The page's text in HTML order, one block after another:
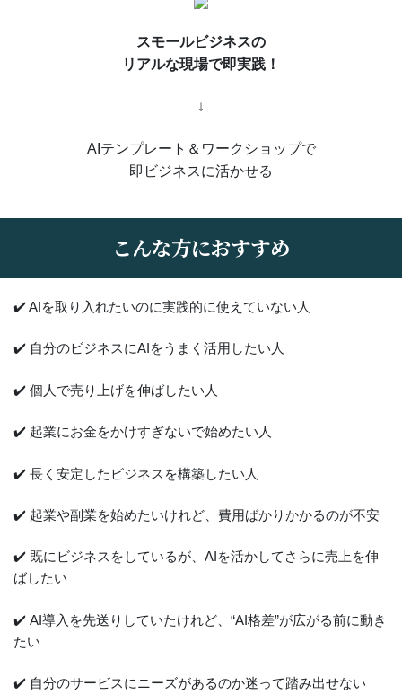
スモールビジネスの
リアルな現場で即実践！
↓
AIテンプレート＆ワークショップで
即ビジネスに活かせる
こんな方におすすめ
✔️ AIを取り入れたいのに実践的に使えていない人
✔️ 自分のビジネスにAIをうまく活用したい人
✔️ 個人で売り上げを伸ばしたい人
✔️ 起業にお金をかけすぎないで始めたい人
✔️ 長く安定したビジネスを構築したい人
✔️ 起業や副業を始めたいけれど、費用ばかりかかるのが不安
✔️ 既にビジネスをしているが、AIを活かしてさらに売上を伸
ばしたい
✔️ AI導入を先送りしていたけれど、“AI格差”が広がる前に動き
たい
✔️ 自分のサービスにニーズがあるのか迷って踏み出せない